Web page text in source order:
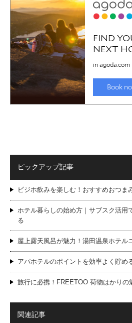
ピックアップ記事
ビジホ飲みを楽しむ！おすすめおつま
ホテル暮らしの始め方｜サブスク活用
る
屋上露天風呂が魅力！湯田温泉ホテル
アパホテルのポイントを効率よく貯め
旅行に必携！FREETOO 荷物はかりの
関連記事